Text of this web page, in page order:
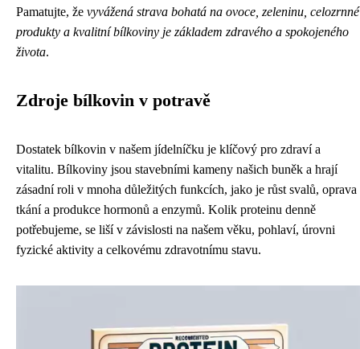
Pamatujte, že vyvážená strava bohatá na ovoce, zeleninu, celozrnné
produkty a kvalitní bílkoviny je základem zdravého a spokojeného
života.
Zdroje bílkovin v potravě
Dostatek bílkovin v našem jídelníčku je klíčový pro zdraví a
vitalitu. Bílkoviny jsou stavebními kameny našich buněk a hrají
zásadní roli v mnoha důležitých funkcích, jako je růst svalů, oprava
tkání a produkce hormonů a enzymů. Kolik proteinu denně
potřebujeme, se liší v závislosti na našem věku, pohlaví, úrovni
fyzické aktivity a celkovému zdravotnímu stavu.